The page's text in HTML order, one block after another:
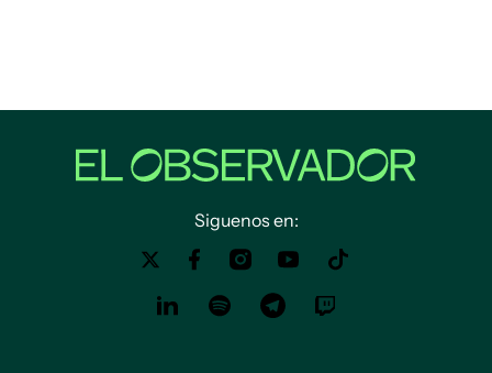
Siguenos en: